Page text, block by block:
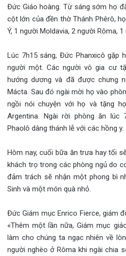
Đức Giáo hoàng. Từ sáng sớm họ
cột lớn của đền thờ Thánh Phêrô,
Ý, 1 người Moldavia, 2 người Rôma, 1
Lúc 7h15 sáng, Đức Phanxicô gặp
người một. Các người vô gia cư
hướng dương và đã được chưng
Mácta. Sau đó ngài mời họ vào
ngồi nói chuyện với họ và tặng
Argentina. Ngài rời phòng ăn lúc
Phaolô dâng thánh lễ với các hồng y.
Hôm nay, cuối bữa ăn trưa hay tối
khách trọ trong các phòng ngủ do
đảm trách sẽ nhận một phong bì
Sinh và một món quà nhỏ.
Đức Giám mục Enrico Fierce, giám
«Thêm một lần nữa, Giám mục
làm cho chúng ta ngạc nhiên về
người nghèo ở Rôma khi ngài chia